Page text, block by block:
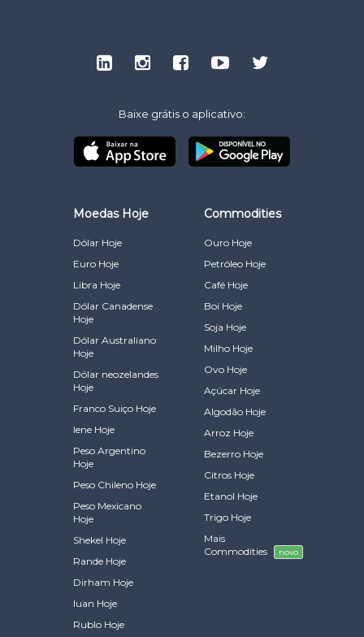
Baixe grátis o aplicativo:
Moedas Hoje
Dólar Hoje
Euro Hoje
Libra Hoje
Dólar Canadense
Hoje
Dólar Australiano
Hoje
Dólar neozelandes
Hoje
Franco Suiço Hoje
Iene Hoje
Peso Argentino
Hoje
Peso Chileno Hoje
Peso Mexicano
Hoje
Shekel Hoje
Rande Hoje
Dirham Hoje
Iuan Hoje
Rublo Hoje
Commodities
Ouro Hoje
Petróleo Hoje
Café Hoje
Boi Hoje
Soja Hoje
Milho Hoje
Ovo Hoje
Açúcar Hoje
Algodão Hoje
Arroz Hoje
Bezerro Hoje
Citros Hoje
Etanol Hoje
Trigo Hoje
Mais
Commodities
novo